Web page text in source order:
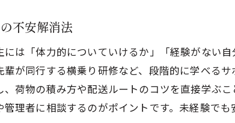
ライフスタイルに合わせられる軽貨物の
軽貨物は副業や短時間勤務にも最適な
女性学生が軽貨物で感じるやりがいと
初心者でも軽貨物を選ぶメリットと安
軽貨物業界が女性や学生に開かれてい
不安解消法
は「体力的についていけるか」「経験がない
が同行する横乗り研修など、段階的に学べる
荷物の積み方や配送ルートのコツを直接学ぶ
理者に相談するのがポイントです。未経験で